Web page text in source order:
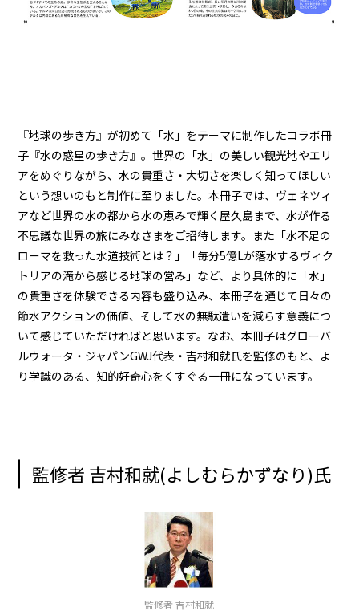
『地球の歩き方』が初めて「水」をテーマに制作したコラボ冊
子『水の惑星の歩き方』。世界の「水」の美しい観光地やエリ
アをめぐりながら、水の貴重さ・大切さを楽しく知ってほしい
という想いのもと制作に至りました。本冊子では、ヴェネツィ
アなど世界の水の都から水の恵みで輝く屋久島まで、水が作る
不思議な世界の旅にみなさまをご招待します。また「水不足の
ローマを救った水道技術とは？」「毎分5億Lが落水するヴィク
トリアの滝から感じる地球の営み」など、より具体的に「水」
の貴重さを体験できる内容も盛り込み、本冊子を通じて日々の
節水アクションの価値、そして水の無駄遣いを減らす意義につ
いて感じていただければと思います。なお、本冊子はグローバ
ルウォータ・ジャパンGWJ代表・吉村和就氏を監修のもと、よ
り学識のある、知的好奇心をくすぐる一冊になっています。
監修者 吉村和就(よしむらかずなり)氏
監修者 吉村和就